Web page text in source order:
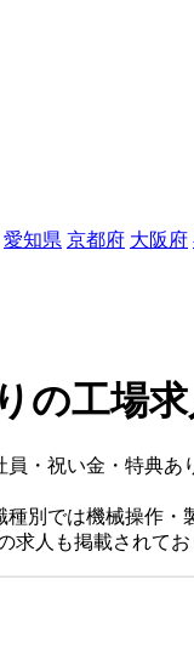
愛知県 京都府 大阪府
の工場
・祝い金・特典
別では機械操作・
人も掲載されて